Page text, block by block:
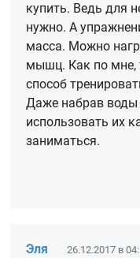
купить. Ведь для
нужно. А
масса. Можно
мышц. Как по мне,
способ
Даже набрав
использовать их
заниматься.
Эля 26.12.2017 в